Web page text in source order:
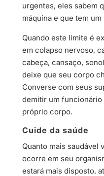
urgentes, eles sabem
máquina e que tem
Quando este limite é
em colapso nervoso,
cabeça, cansaço,
deixe que seu corpo
Converse com seus
demitir um
próprio corpo.
Cuide da saúde
Quanto mais saudável
ocorre em seu
estará mais disposto,